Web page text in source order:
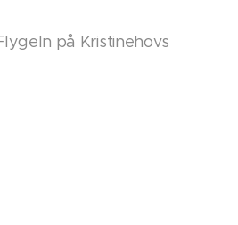
på Kristinehovs